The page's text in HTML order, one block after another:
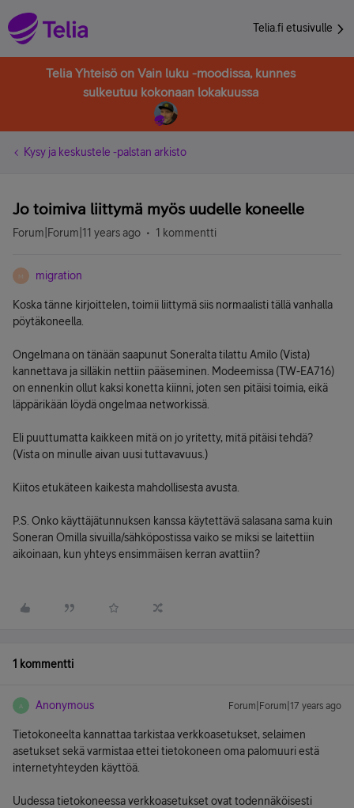
Telia.fi etusivulle
Telia Yhteisö on Vain luku -moodissa, kunnes
sulkeutuu kokonaan lokakuussa
Kysy ja keskustele -palstan arkisto
Jo toimiva liittymä myös uudelle koneelle
Forum|Forum|11 years ago 1 kommentti
M migration
Koska tänne kirjoittelen, toimii liittymä siis normaalisti tällä vanhalla
pöytäkoneella.
Ongelmana on tänään saapunut Soneralta tilattu Amilo (Vista)
kannettava ja silläkin nettiin pääseminen. Modeemissa (TW-EA716)
on ennenkin ollut kaksi konetta kiinni, joten sen pitäisi toimia, eikä
läppärikään löydä ongelmaa networkissä.
Eli puuttumatta kaikkeen mitä on jo yritetty, mitä pitäisi tehdä?
(Vista on minulle aivan uusi tuttavavuus.)
Kiitos etukäteen kaikesta mahdollisesta avusta.
P.S. Onko käyttäjätunnuksen kanssa käytettävä salasana sama kuin
Soneran Omilla sivuilla/sähköpostissa vaiko se miksi se laitettiin
aikoinaan, kun yhteys ensimmäisen kerran avattiin?
1 kommentti
A Anonymous Forum|Forum|17 years ago
Tietokoneelta kannattaa tarkistaa verkkoasetukset, selaimen
asetukset sekä varmistaa ettei tietokoneen oma palomuuri estä
internetyhteyden käyttöä.
Uudessa tietokoneessa verkkoasetukset ovat todennäköisesti